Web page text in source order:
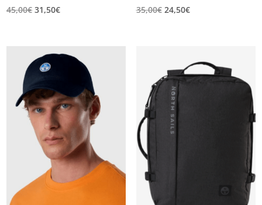
45,00€ 31,50€
35,00€ 24,50€